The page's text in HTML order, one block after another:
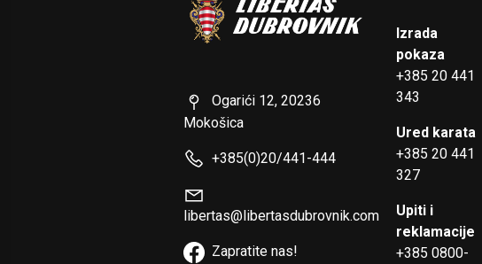
Ogarići 12, 20236
Mokošica
+385(0)20/441-444
libertas@libertasdubrovnik.com
Zapratite nas!
Izrada
pokaza
+385 20 441
343
Ured karata
+385 20 441
327
Upiti i
reklamacije
+385 0800-